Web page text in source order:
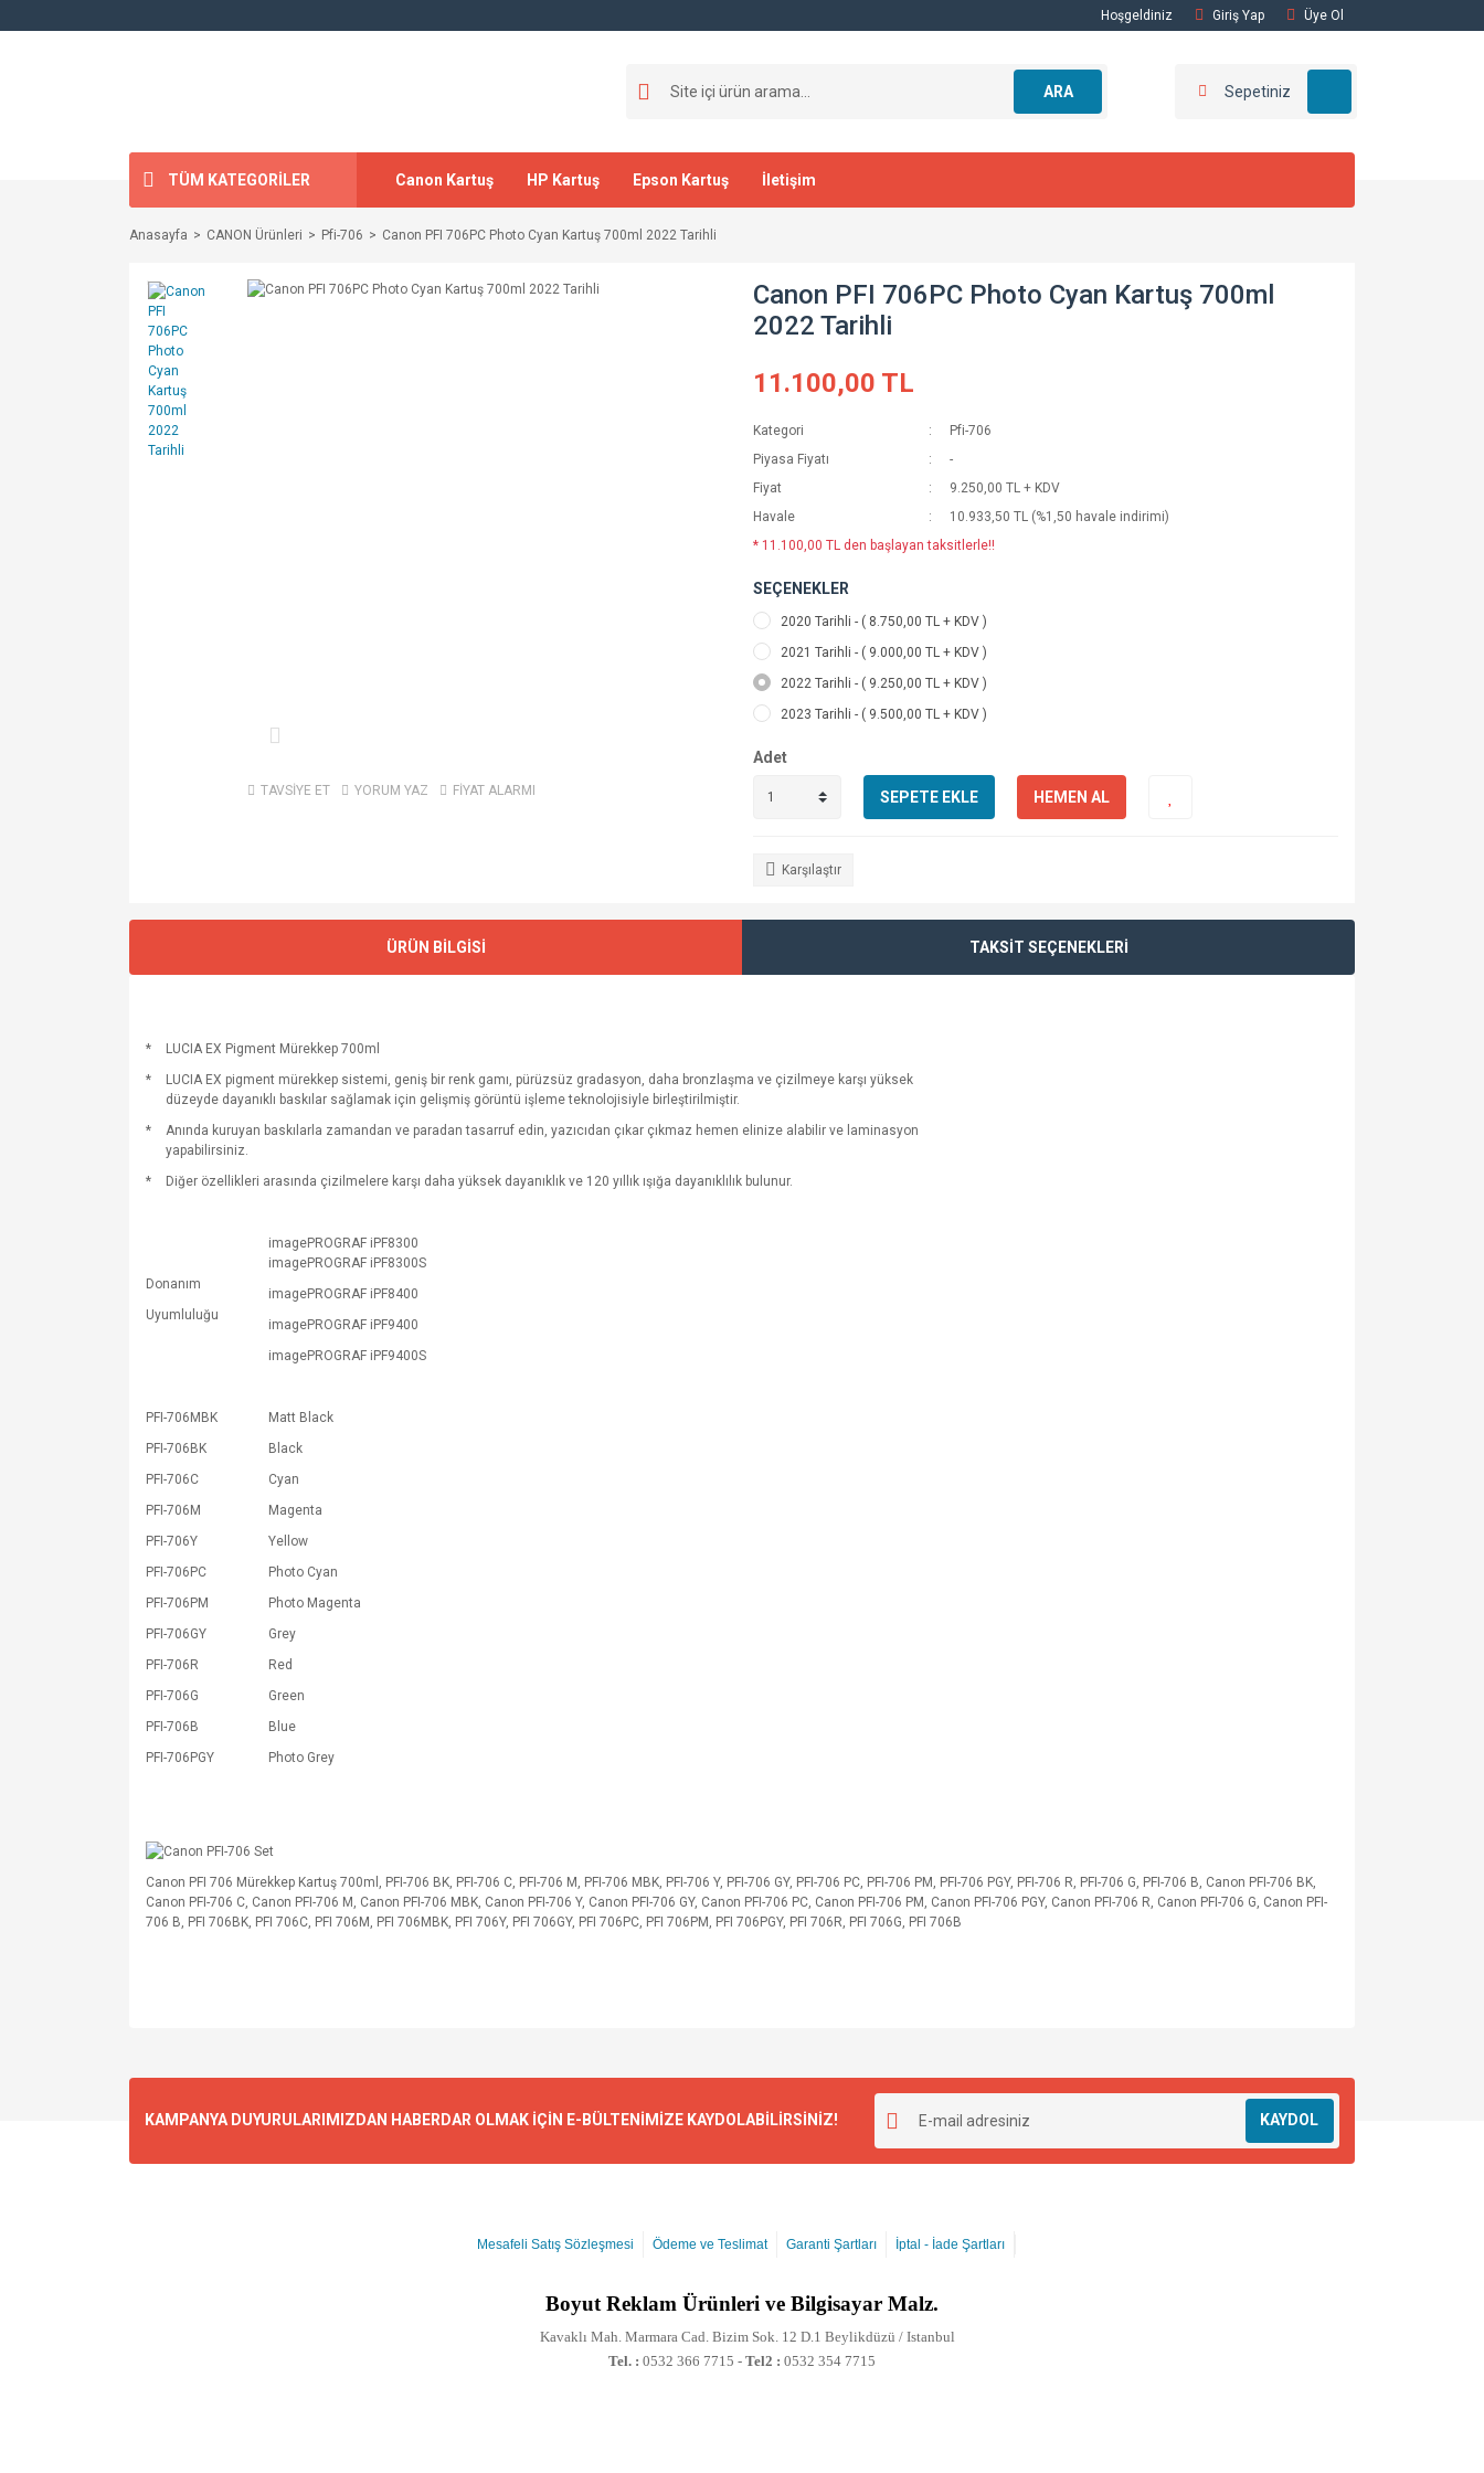
Hoşgeldiniz Giriş Yap Üye Ol
ARA Sepetiniz
TÜM KATEGORİLER Canon Kartuş HP Kartuş Epson Kartuş İletişim
Anasayfa CANON Ürünleri Pfi-706 Canon PFI 706PC Photo Cyan Kartuş 700ml 2022 Tarihli
TAVSİYE ET YORUM YAZ FİYAT ALARMI
Canon PFI 706PC Photo Cyan Kartuş 700ml
2022 Tarihli
11.100,00 TL
Kategori
Pfi-706
Piyasa Fiyatı
-
Fiyat
9.250,00 TL + KDV
Havale
10.933,50 TL (%1,50 havale indirimi)
* 11.100,00 TL den başlayan taksitlerle!!
SEÇENEKLER
2020 Tarihli - ( 8.750,00 TL + KDV )
2021 Tarihli - ( 9.000,00 TL + KDV )
2022 Tarihli - ( 9.250,00 TL + KDV )
2023 Tarihli - ( 9.500,00 TL + KDV )
Adet
SEPETE EKLE HEMEN AL
Karşılaştır
ÜRÜN BİLGİSİ TAKSİT SEÇENEKLERİ
*
LUCIA EX Pigment Mürekkep 700ml
*
LUCIA EX pigment mürekkep sistemi, geniş bir renk gamı, pürüzsüz gradasyon, daha bronzlaşma ve çizilmeye karşı yüksek
düzeyde dayanıklı baskılar sağlamak için gelişmiş görüntü işleme teknolojisiyle birleştirilmiştir.
*
Anında kuruyan baskılarla zamandan ve paradan tasarruf edin, yazıcıdan çıkar çıkmaz hemen elinize alabilir ve laminasyon
yapabilirsiniz.
*
Diğer özellikleri arasında çizilmelere karşı daha yüksek dayanıklık ve 120 yıllık ışığa dayanıklılık bulunur.
Donanım
Uyumluluğu
imagePROGRAF iPF8300
imagePROGRAF iPF8300S
imagePROGRAF iPF8400
imagePROGRAF iPF9400
imagePROGRAF iPF9400S
PFI-706MBK
Matt Black
PFI-706BK
Black
PFI-706C
Cyan
PFI-706M
Magenta
PFI-706Y
Yellow
PFI-706PC
Photo Cyan
PFI-706PM
Photo Magenta
PFI-706GY
Grey
PFI-706R
Red
PFI-706G
Green
PFI-706B
Blue
PFI-706PGY
Photo Grey
Canon PFI 706 Mürekkep Kartuş 700ml, PFI-706 BK, PFI-706 C, PFI-706 M, PFI-706 MBK, PFI-706 Y, PFI-706 GY, PFI-706 PC, PFI-706 PM, PFI-706 PGY, PFI-706 R, PFI-706 G, PFI-706 B, Canon PFI-706 BK,
Canon PFI-706 C, Canon PFI-706 M, Canon PFI-706 MBK, Canon PFI-706 Y, Canon PFI-706 GY, Canon PFI-706 PC, Canon PFI-706 PM, Canon PFI-706 PGY, Canon PFI-706 R, Canon PFI-706 G, Canon PFI-
706 B, PFI 706BK, PFI 706C, PFI 706M, PFI 706MBK, PFI 706Y, PFI 706GY, PFI 706PC, PFI 706PM, PFI 706PGY, PFI 706R, PFI 706G, PFI 706B
KAMPANYA DUYURULARIMIZDAN HABERDAR OLMAK İÇİN E-BÜLTENİMİZE KAYDOLABİLİRSİNİZ! KAYDOL
Mesafeli Satış Sözleşmesi Ödeme ve Teslimat Garanti Şartları İptal - İade Şartları
Boyut Reklam Ürünleri ve Bilgisayar Malz.
Kavaklı Mah. Marmara Cad. Bizim Sok. 12 D.1 Beylikdüzü / Istanbul
Tel. : 0532 366 7715 - Tel2 : 0532 354 7715